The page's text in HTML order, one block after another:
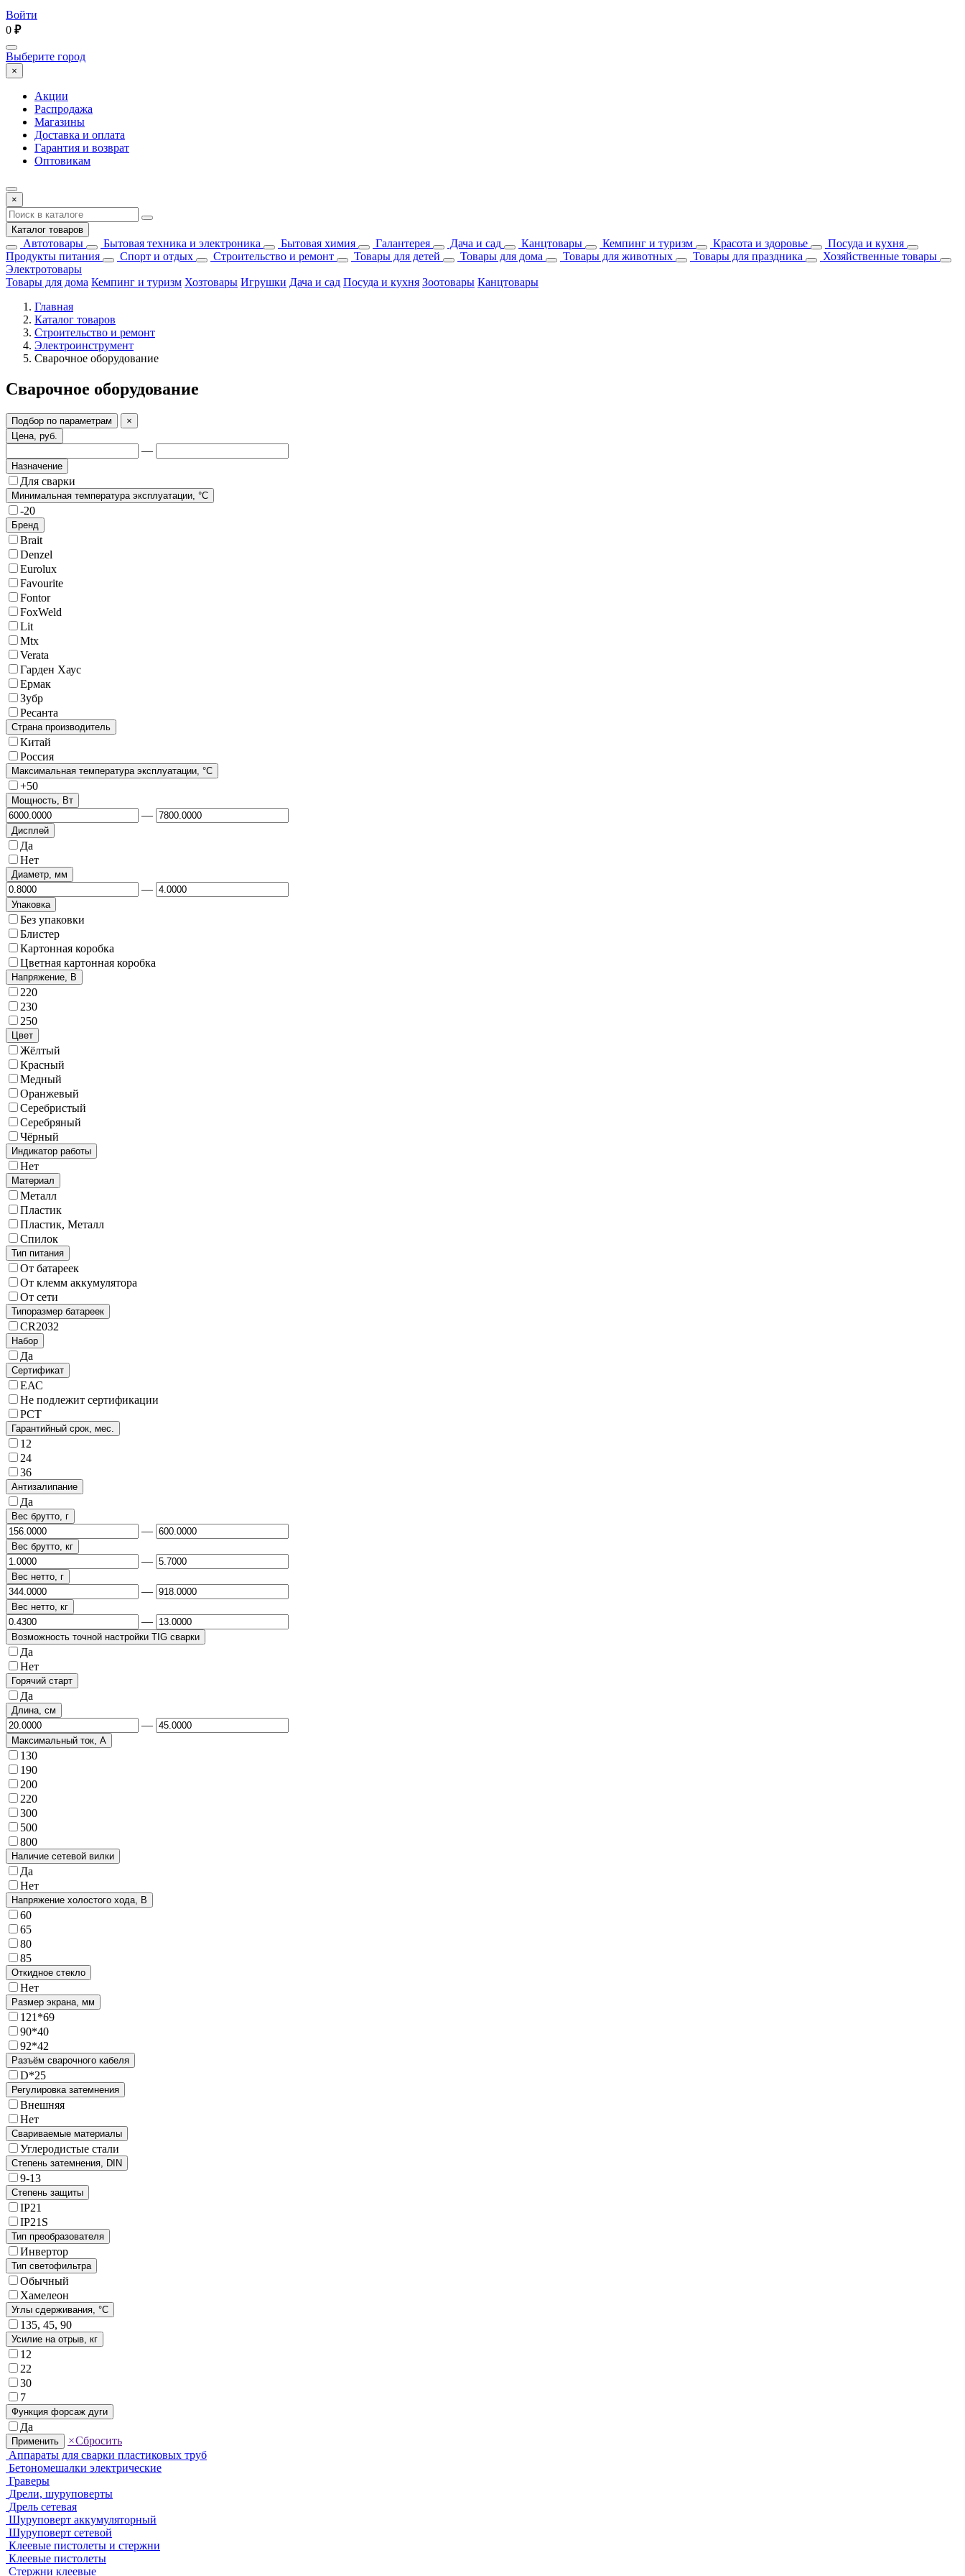
Войти
0 ₽
Выберите город
×
Акции
Распродажа
Магазины
Доставка и оплата
Гарантия и возврат
Оптовикам
×
Каталог товаров
Автотовары Бытовая техника и электроника Бытовая химия Галантерея Дача и сад Канцтовары Кемпинг и туризм Красота и здоровье
Посуда и кухня
Продукты питания
Спорт и отдых Строительство и ремонт Товары для детей Товары для дома Товары для животных Товары для праздника
Хозяйственные товары
Электротовары
Товары для дома Кемпинг и туризм Хозтовары Игрушки Дача и сад Посуда и кухня Зоотовары Канцтовары
Главная
Каталог товаров
Строительство и ремонт
Электроинструмент
Сварочное оборудование
Сварочное оборудование
Подбор по параметрам
×
Цена, руб.
—
Назначение
Для сварки
Минимальная температура эксплуатации, °C
-20
Бренд
Brait
Denzel
Eurolux
Favourite
Fontor
FoxWeld
Lit
Mtx
Verata
Гарден Хаус
Ермак
Зубр
Ресанта
Страна производитель
Китай
Россия
Максимальная температура эксплуатации, °C
+50
Мощность, Вт
—
Дисплей
Да
Нет
Диаметр, мм
—
Упаковка
Без упаковки
Блистер
Картонная коробка
Цветная картонная коробка
Напряжение, В
220
230
250
Цвет
Жёлтый
Красный
Медный
Оранжевый
Серебристый
Серебряный
Чёрный
Индикатор работы
Нет
Материал
Металл
Пластик
Пластик, Металл
Спилок
Тип питания
От батареек
От клемм аккумулятора
От сети
Типоразмер батареек
CR2032
Набор
Да
Сертификат
ЕАС
Не подлежит сертификации
РСТ
Гарантийный срок, мес.
12
24
36
Антизалипание
Да
Вес брутто, г
—
Вес брутто, кг
—
Вес нетто, г
—
Вес нетто, кг
—
Возможность точной настройки TIG сварки
Да
Нет
Горячий старт
Да
Длина, см
—
Максимальный ток, А
130
190
200
220
300
500
800
Наличие сетевой вилки
Да
Нет
Напряжение холостого хода, В
60
65
80
85
Откидное стекло
Нет
Размер экрана, мм
121*69
90*40
92*42
Разъём сварочного кабеля
D*25
Регулировка затемнения
Внешняя
Нет
Свариваемые материалы
Углеродистые стали
Степень затемнения, DIN
9-13
Степень защиты
IP21
IP21S
Тип преобразователя
Инвертор
Тип светофильтра
Обычный
Хамелеон
Углы сдерживания, °C
135, 45, 90
Усилие на отрыв, кг
12
22
30
7
Функция форсаж дуги
Да
Применить ×Сбросить
Аппараты для сварки пластиковых труб
Бетономешалки электрические
Граверы
Дрели, шуруповерты
Дрель сетевая
Шуруповерт аккумуляторный
Шуруповерт сетевой
Клеевые пистолеты и стержни
Клеевые пистолеты
Стержни клеевые